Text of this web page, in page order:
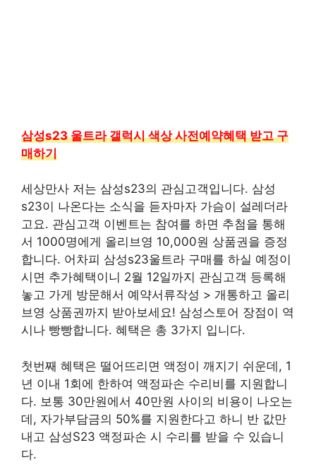
삼성s23 울트라 갤럭시 색상 사전예약혜택 받고 구
매하기
세상만사 저는 삼성s23의 관심고객입니다. 삼성
s23이 나온다는 소식을 듣자마자 가슴이 설레더라
고요. 관심고객 이벤트는 참여를 하면 추첨을 통해
서 1000명에게 올리브영 10,000원 상품권을 증정
합니다. 어차피 삼성s23울트라 구매를 하실 예정이
시면 추가혜택이니 2월 12일까지 관심고객 등록해
놓고 가게 방문해서 예약서류작성 > 개통하고 올리
브영 상품권까지 받아보세요! 삼성스토어 장점이 역
시나 빵빵합니다. 혜택은 총 3가지 입니다.
첫번째 혜택은 떨어뜨리면 액정이 깨지기 쉬운데, 1
년 이내 1회에 한하여 액정파손 수리비를 지원합니
다. 보통 30만원에서 40만원 사이의 비용이 나오는
데, 자가부담금의 50%를 지원한다고 하니 반 값만
내고 삼성S23 액정파손 시 수리를 받을 수 있습니
다.